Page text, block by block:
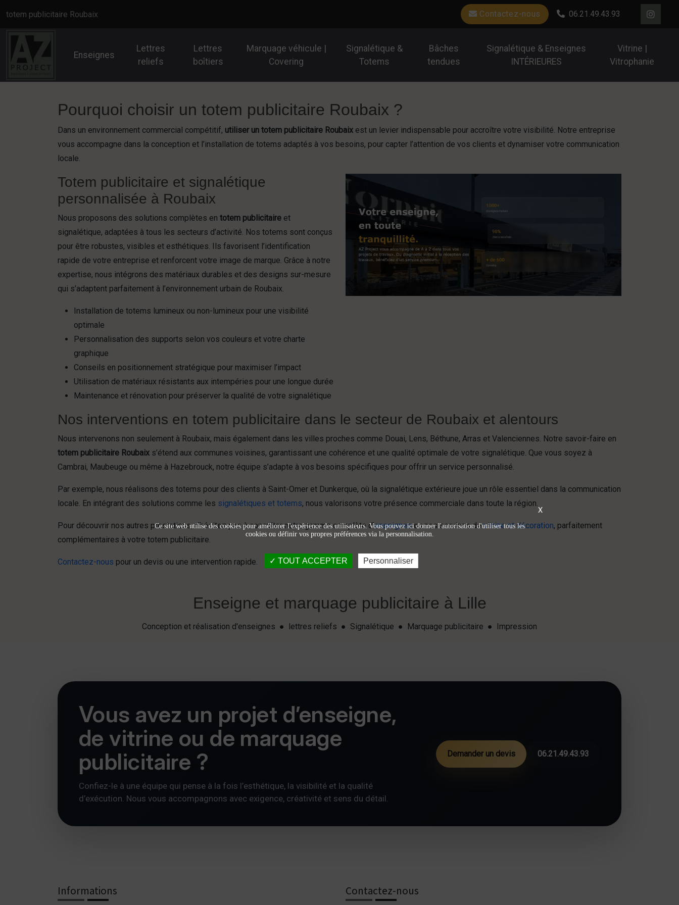
totem publicitaire Roubaix Contactez-nous 06.21.49.43.93
Enseignes
Lettres
reliefs
Lettres
boîtiers
Marquage véhicule |
Covering
Signalétique &
Totems
Bâches
tendues
Signalétique & Enseignes
INTÉRIEURES
Vitrine |
Vitrophanie
Pourquoi choisir un totem publicitaire Roubaix ?
Dans un environnement commercial compétitif, utiliser un totem publicitaire Roubaix est un levier indispensable pour accroître votre visibilité. Notre entreprise
vous accompagne dans la conception et l’installation de totems adaptés à vos besoins, pour capter l’attention de vos clients et dynamiser votre communication
locale.
Totem publicitaire et signalétique
personnalisée à Roubaix
Nous proposons des solutions complètes en totem publicitaire et
signalétique, adaptées à tous les secteurs d’activité. Nos totems sont conçus
pour être robustes, visibles et esthétiques. Ils favorisent l’identification
rapide de votre entreprise et renforcent votre image de marque. Grâce à notre
expertise, nous intégrons des matériaux durables et des designs sur-mesure
qui s’adaptent parfaitement à l’environnement urbain de Roubaix.
Installation de totems lumineux ou non-lumineux pour une visibilité
optimale
Personnalisation des supports selon vos couleurs et votre charte
graphique
Conseils en positionnement stratégique pour maximiser l’impact
Utilisation de matériaux résistants aux intempéries pour une longue durée
Maintenance et rénovation pour préserver la qualité de votre signalétique
Nos interventions en totem publicitaire dans le secteur de Roubaix et alentours
Nous intervenons non seulement à Roubaix, mais également dans les villes proches comme Douai, Lens, Béthune, Arras et Valenciennes. Notre savoir-faire en
totem publicitaire Roubaix s’étend aux communes voisines, garantissant une cohérence et une qualité optimale de votre signalétique. Que vous soyez à
Cambrai, Maubeuge ou même à Hazebrouck, notre équipe s’adapte à vos besoins spécifiques pour offrir un service personnalisé.
Par exemple, nous réalisons des totems pour des clients à Saint-Omer et Dunkerque, où la signalétique extérieure joue un rôle essentiel dans la communication
locale. En intégrant des solutions comme les signalétiques et totems, nous valorisons votre présence commerciale dans toute la région.
Pour découvrir nos autres prestations, n’hésitez pas à consulter notre gamme complète d’enseignesou nos services devitrine et décoration, parfaitement
complémentaires à votre totem publicitaire.
Contactez-nous pour un devis ou une intervention rapide.
Enseigne et marquage publicitaire à Lille
Conception et réalisation d'enseignes ● lettres reliefs ● Signalétique ● Marquage publicitaire ● Impression
Vous avez un projet d’enseigne,
de vitrine ou de marquage
publicitaire ?
Confiez-le à une équipe qui pense à la fois l’esthétique, la visibilité et la qualité
d’exécution. Nous vous accompagnons avec exigence, créativité et sens du détail.
Demander un devis 06.21.49.43.93
Informations Contactez-nous
X
Ce site web utilise des cookies pour améliorer l'expérience des utilisateurs. Vous pouvez ici donner l'autorisation d'utiliser tous les
cookies ou définir vos propres préférences via la personnalisation.
TOUT ACCEPTER Personnaliser